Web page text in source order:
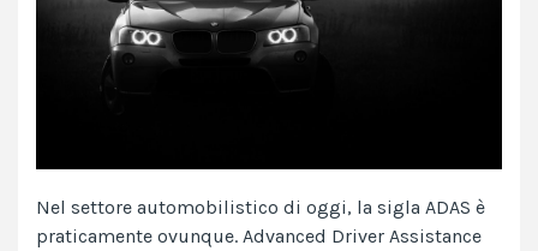
Nel settore automobilistico di oggi, la sigla ADAS è
praticamente ovunque. Advanced Driver Assistance